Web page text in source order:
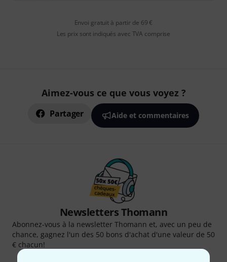
Envoi gratuit à partir de 69 €
Les prix sont indiqués avec TVA comprise
Aimez-vous ce que vous voyez ?
Partager Aide et commentaires
Newsletters Thomann
Abonnez-vous à la newsletter Thomann et, avec un peu de
chance, gagnez l'un des 50 bons d'achat d'une valeur de 50
€ chacun!